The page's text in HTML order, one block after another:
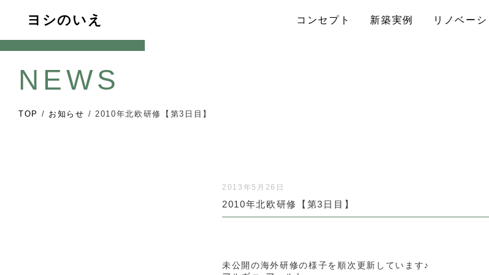
ヨシのいえ コンセプト 新築実例 リノベーシ
NEWS
TOP / お知らせ / 2010年北欧研修【第3日目】
2013年5月26日
2010年北欧研修【第3日目】
未公開の海外研修の様子を順次更新しています♪